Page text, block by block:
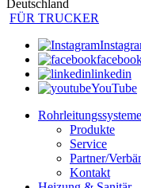
Deutschland
FÜR TRUCKER
linkedin
YouTube
Rohrleitungssysteme
Produkte
Service
Partner/
Kontakt